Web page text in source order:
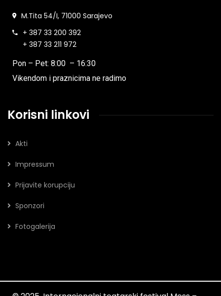
M.Tita 54/I, 71000 Sarajevo
+ 387 33 200 392
+ 387 33 211 972
Pon – Pet: 8:00 – 16:30
Vikendom i praznicima ne radimo
Korisni linkovi
Akti
Impressum
Prijavite korupciju
Sponzori
Fotogalerija